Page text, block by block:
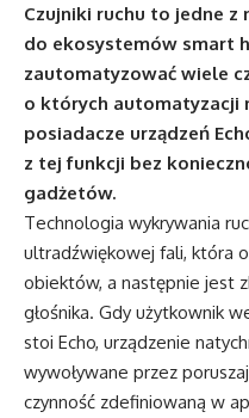
Czujniki ruchu to jedne
do ekosystemów smart
zautomatyzować wiele
o których automatyzacji
posiadacze urządzeń
z tej funkcji bez
gadżetów.
Technologia wykrywania
ultradźwiękowej fali, która
obiektów, a następnie jest
głośnika. Gdy użytkownik
stoi Echo, urządzenie
wywoływane przez
czynność zdefiniowaną w